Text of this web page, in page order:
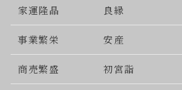
家運隆晶 良縁
事業繁栄 安産
商売繁盛 初宮詣